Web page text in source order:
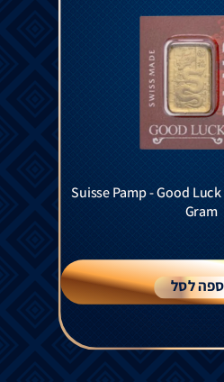
Suisse Pamp - Good
Gram
לסל